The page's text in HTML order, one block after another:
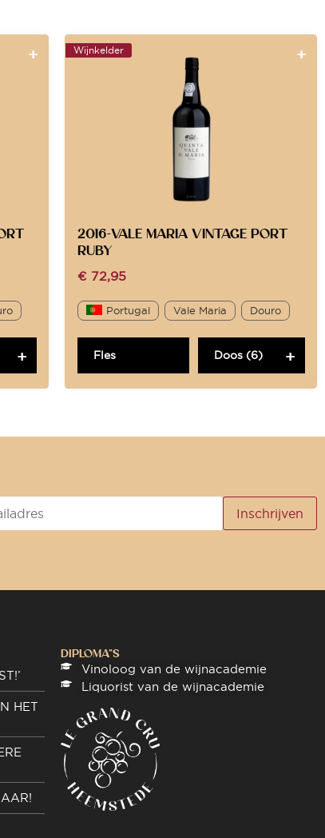
Wijnkelder
2016-VALE MARIA VINTAGE PORT
RUBY
€ 72,95
Portugal Vale Maria Douro
Fles Doos (6)
HET
DIPLOMA"S
Vinoloog van de wijnacademie
Liquorist van de wijnacademie